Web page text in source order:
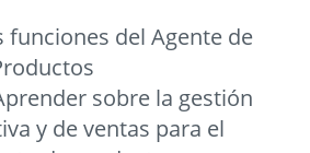
funciones del Agente de
sobre la gestión
y de ventas para el